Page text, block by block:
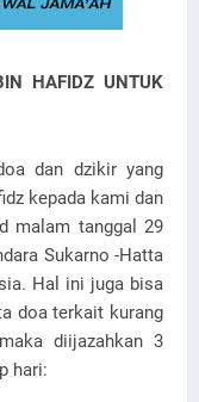
HAFIDZ UNTUK
dan dzikir yang
kepada kami dan
malam tanggal 29
Sukarno -Hatta
Hal ini juga bisa
doa terkait kurang
diijazahkan 3
hari: